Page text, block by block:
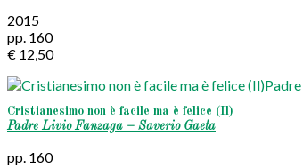
2015
pp. 160
€ 12,50
Cristianesimo non è facile ma è felice (Il)
Padre Livio Fanzaga – Saverio Gaeta
pp. 160